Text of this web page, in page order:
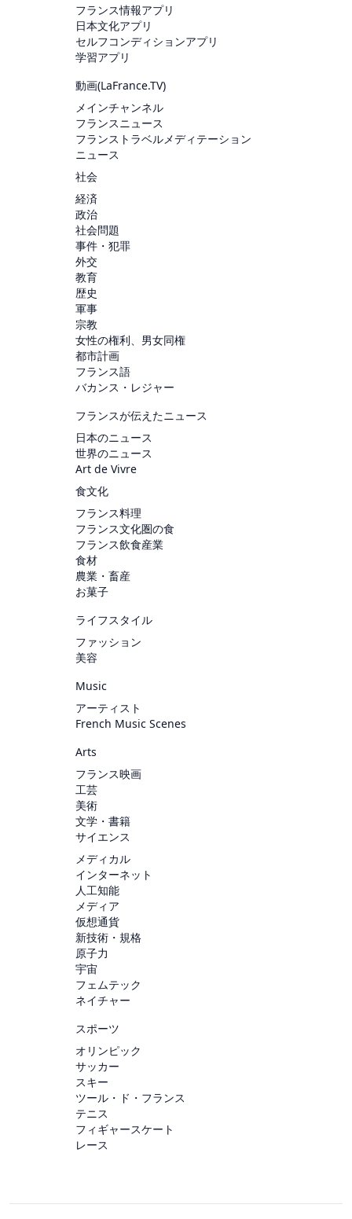
フランス情報アプリ
日本文化アプリ
セルフコンディションアプリ
学習アプリ
動画(LaFrance.TV)
メインチャンネル
フランスニュース
フランストラベルメディテーション
ニュース
社会
経済
政治
社会問題
事件・犯罪
外交
教育
歴史
軍事
宗教
女性の権利、男女同権
都市計画
フランス語
バカンス・レジャー
フランスが伝えたニュース
日本のニュース
世界のニュース
Art de Vivre
食文化
フランス料理
フランス文化圏の食
フランス飲食産業
食材
農業・畜産
お菓子
ライフスタイル
ファッション
美容
Music
アーティスト
French Music Scenes
Arts
フランス映画
工芸
美術
文学・書籍
サイエンス
メディカル
インターネット
人工知能
メディア
仮想通貨
新技術・規格
原子力
宇宙
フェムテック
ネイチャー
スポーツ
オリンピック
サッカー
スキー
ツール・ド・フランス
テニス
フィギャースケート
レース